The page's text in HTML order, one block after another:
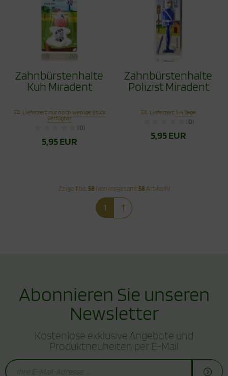
Zahnbürstenhalter
Kuh Miradent
Lieferzeit: nur noch wenige Stück
verfügbar
(0)
5,95 EUR
Zahnbürstenhalter
Polizist Miradent
Lieferzeit:1-4 Tage
(0)
5,95 EUR
Zeige 1 bis 58 (von insgesamt58 Artikeln)
1
Abonnieren Sie unseren
Newsletter
Kostenlose exklusive Angebote und
Produktneuheiten per E-Mail